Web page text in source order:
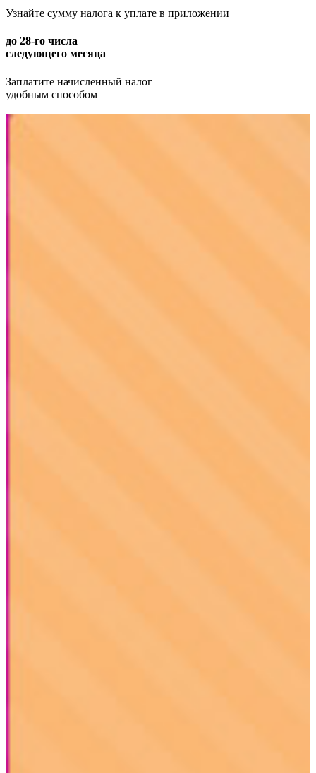
Узнайте сумму налога к уплате в приложении
до 28-го числа
следующего месяца
Заплатите начисленный налог
удобным способом